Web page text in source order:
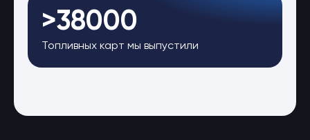
>38000
Топливных карт мы выпустили